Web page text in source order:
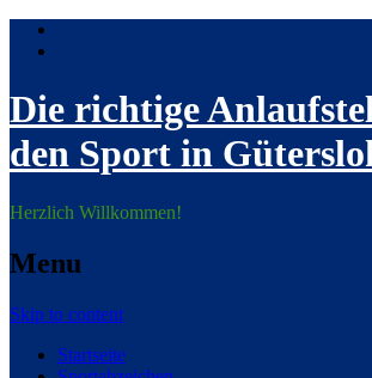
Die richtige
den Sport in
Herzlich Willkommen!
Menu
Skip to content
Startseite